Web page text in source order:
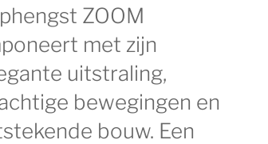
ZOOM
met zijn
uitstraling,
bewegingen en
bouw. ​​Een